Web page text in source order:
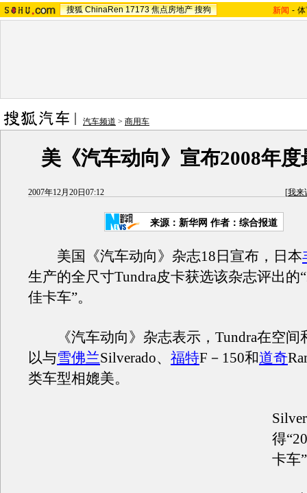
搜狐 ChinaRen 17173 焦点房地产 搜狗 新闻 -
汽车频道 > 商用车
美《汽车动向》宣布2008年
2007年12月20日07:12 [我来
来源：新华网 作者：综合报道
美国《汽车动向》杂志18日宣布，日本
生产的全尺寸Tundra皮卡获选该杂志评出的
佳卡车”。
《汽车动向》杂志表示，Tundra在空间
以与雪佛兰Silverado、 福特F－150和道奇
类车型相媲美。
得
卡车